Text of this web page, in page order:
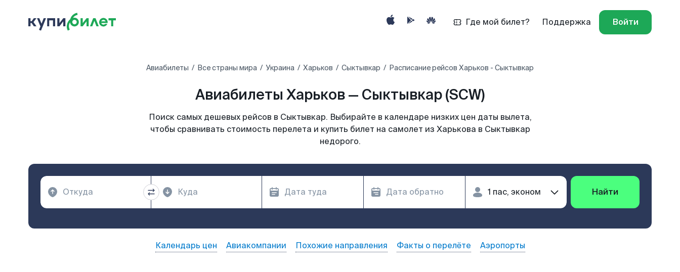
Где мой билет? Поддержка Войти
Авиабилеты Все страны мира Украина Харьков Сыктывкар Расписание рейсов Харьков - Сыктывкар
Авиабилеты Харьков — Сыктывкар (SCW)
Поиск самых дешевых рейсов в Сыктывкар. Выбирайте в календаре низких цен даты вылета,
чтобы сравнивать стоимость перелета и купить билет на самолет из Харькова в Сыктывкар
недорого.
Найти
Календарь цен Авиакомпании Похожие направления Факты о перелёте Аэропорты